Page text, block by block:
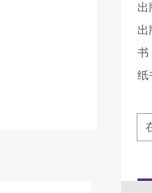
出
出
纸